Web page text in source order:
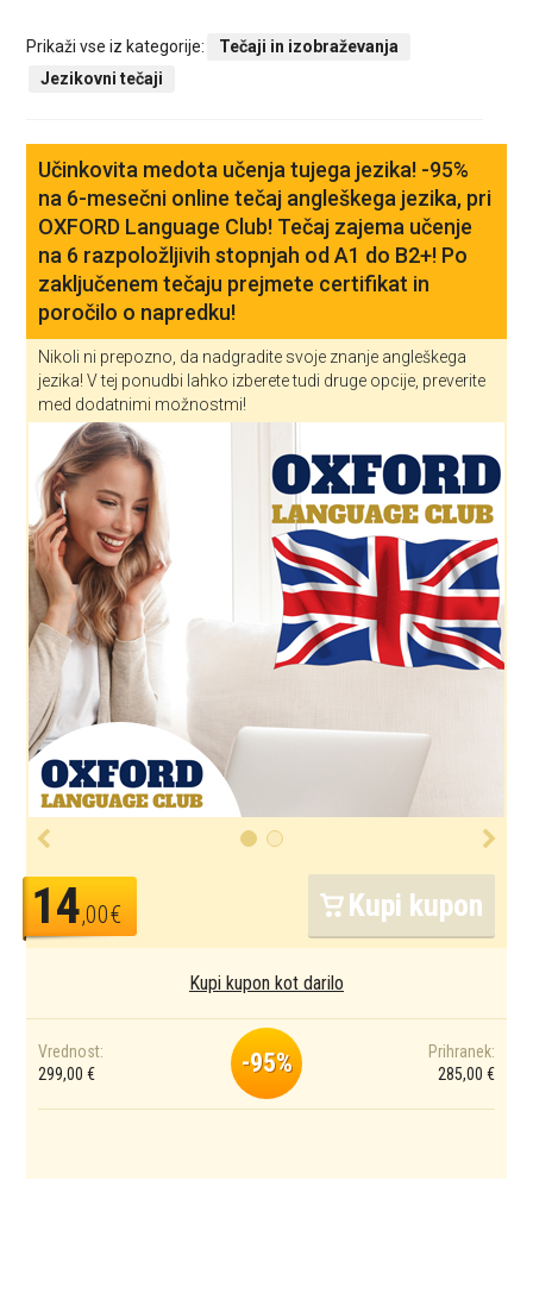
Prikaži vse iz kategorije:
Tečaji in izobraževanja
Jezikovni tečaji
Učinkovita medota učenja tujega jezika! -95%
na 6-mesečni online tečaj angleškega jezika, pri
OXFORD Language Club! Tečaj zajema učenje
na 6 razpoložljivih stopnjah od A1 do B2+! Po
zaključenem tečaju prejmete certifikat in
poročilo o napredku!
Nikoli ni prepozno, da nadgradite svoje znanje angleškega
jezika! V tej ponudbi lahko izberete tudi druge opcije, preverite
med dodatnimi možnostmi!
14,00€ Kupi kupon
Kupi kupon kot darilo
Vrednost:
299,00 €
-95%
Prihranek:
285,00 €